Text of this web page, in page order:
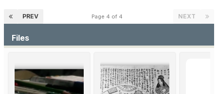
PREV NEXT
Page 4 of 4
Files